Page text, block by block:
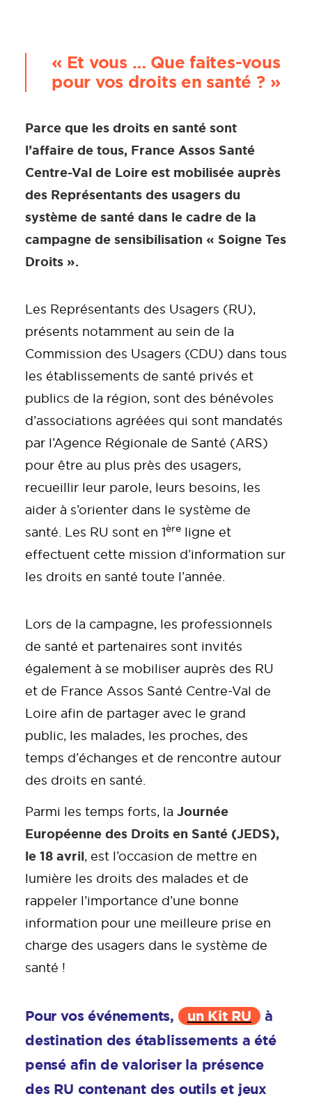
« Et vous … Que faites-vous
pour vos droits en santé ? »
Parce que les droits en santé sont
l’affaire de tous, France Assos Santé
Centre-Val de Loire est mobilisée auprès
des Représentants des usagers du
système de santé dans le cadre de la
campagne de sensibilisation « Soigne Tes
Droits ».
Les Représentants des Usagers (RU),
présents notamment au sein de la
Commission des Usagers (CDU) dans tous
les établissements de santé privés et
publics de la région, sont des bénévoles
d’associations agréées qui sont mandatés
par l’Agence Régionale de Santé (ARS)
pour être au plus près des usagers,
recueillir leur parole, leurs besoins, les
aider à s’orienter dans le système de
santé. Les RU sont en 1ère ligne et
effectuent cette mission d’information sur
les droits en santé toute l’année.
Lors de la campagne, les professionnels
de santé et partenaires sont invités
également à se mobiliser auprès des RU
et de France Assos Santé Centre-Val de
Loire afin de partager avec le grand
public, les malades, les proches, des
temps d’échanges et de rencontre autour
des droits en santé.
Parmi les temps forts, la Journée
Européenne des Droits en Santé (JEDS),
le 18 avril, est l’occasion de mettre en
lumière les droits des malades et de
rappeler l’importance d’une bonne
information pour une meilleure prise en
charge des usagers dans le système de
santé !
Pour vos événements, un Kit RU
à
destination des établissements a été
pensé afin de valoriser la présence
des RU contenant des outils et jeux